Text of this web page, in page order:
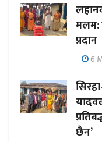
मलम:
प्रदान
6
छैन’